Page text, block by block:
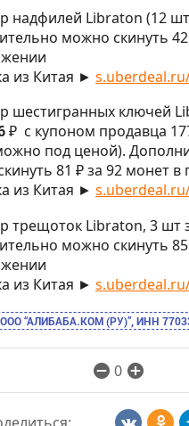
надфилей Libraton (12
можно скинуть
из Китая ►
шестигранных ключей
₽ с купоном продавца
под ценой).
81 ₽ за 92 монет
из Китая ►
трещоток Libraton, 3 шт
можно скинуть
из Китая ►
“АЛИБАБА.КОМ (РУ)”, ИНН
0